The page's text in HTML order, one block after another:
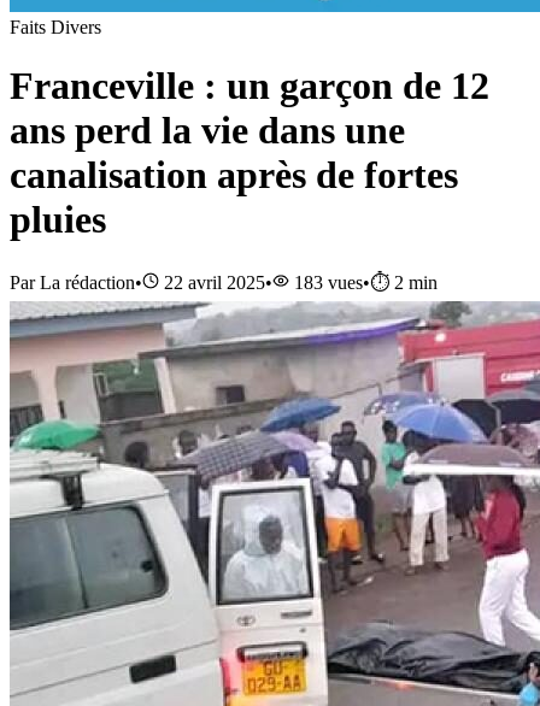
Faits Divers
Franceville : un garçon de 12
ans perd la vie dans une
canalisation après de fortes
pluies
ParLa rédaction• 22 avril 2025• 183 vues•⏱️ 2 min